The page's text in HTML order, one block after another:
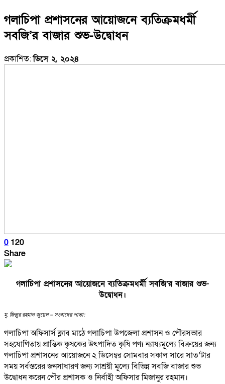
গলাচিপা প্রশাসনের আয়োজনে ব্যতিক্রমধর্মী
সবজি’র বাজার শুভ-উদ্বোধন
প্রকাশিত:ডিসে ২, ২০২৪
0 120
Share
গলাচিপা প্রশাসনের আয়োজনে ব্যতিক্রমধর্মী সবজি’র বাজার শুভ-
উদ্বোধন।
মু. জিল্লুর রহমান জুয়েল – সংবাদের পাতা:
গলাচিপা অফিসার্স ক্লাব মাঠে গলাচিপা উপজেলা প্রশাসন ও পৌরসভার
সহযোগিতায় প্রান্তিক কৃষকের উৎপাদিত কৃষি পণ্য ন্যায্যমূল্যে বিক্রয়ের জন্য
গলাচিপা প্রশাসনের আয়োজনে ২ ডিসেম্বর সোমবার সকাল সারে সাত’টার
সময় সর্বস্তরের জনসাধারণ জন্য সাশ্রয়ী মূল্যে বিভিন্ন সবজি বাজার শুভ
উদ্বোধন করেন পৌর প্রশাসক ও নির্বাহী অফিসার মিজানুর রহমান।